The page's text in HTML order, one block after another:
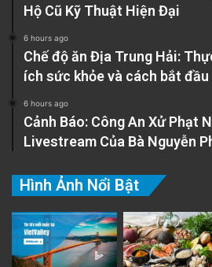
tính tò mò của con người
trong cấu trúc thời gian phi
Christopher Nolan. Trong
ông đã thực hiện 12 bộ
cuồng giữa tâm trí và thời
chuyện gắn liền thực tế và
Một nhà làm phim giỏi có
Hộ Cũ Kỹ Thuật Hiện Đại
6 hours ago
Chế độ ăn Địa Trung Hải:
ích sức khỏe và cách bắt đầu
6 hours ago
Cảnh Báo: Công An Xử Phạt
Livestream Của Bà Nguyễn
Hình Ảnh Nổi Bật